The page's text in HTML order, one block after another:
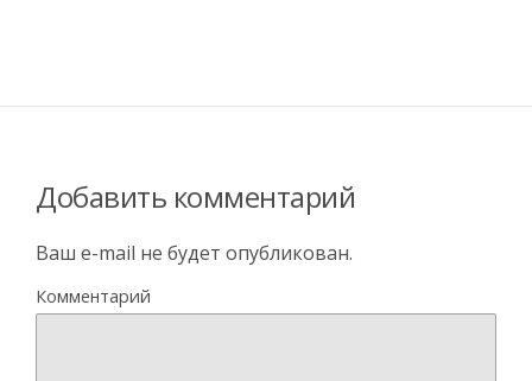
Добавить комментарий
Ваш e-mail не будет опубликован.
Комментарий